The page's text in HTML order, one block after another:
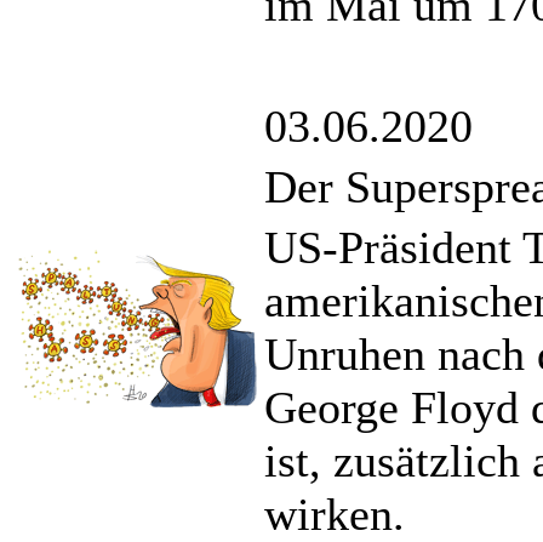
03.06.2020
Der
US-Präsident
Unruhen nach
George Floyd
ist, zusätzlich
wirken.